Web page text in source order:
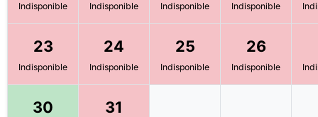
Indisponible Indisponible Indisponible Indisponible
23
Indisponible
24
Indisponible
25
Indisponible
26
Indisponible
30 31